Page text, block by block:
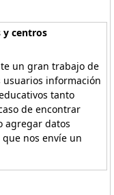
centros
un gran trabajo de
usuarios información
tanto
de encontrar
agregar datos
nos envíe un